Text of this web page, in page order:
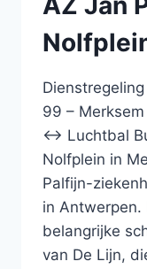
–
99 –
↔ Luchtbal
Nolfplein in
Palfijn-
in Antwerpen.
belangrijke
van De Lijn,